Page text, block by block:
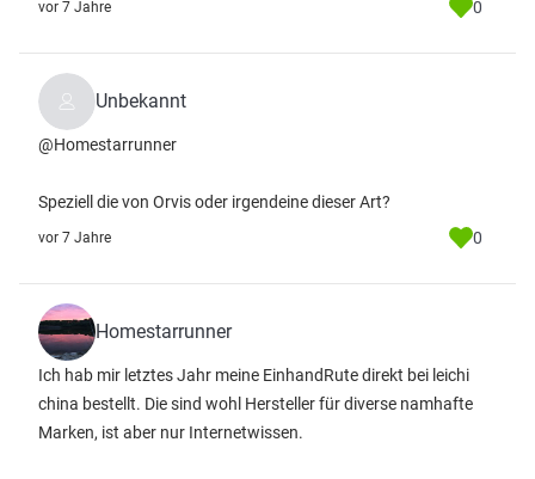
vor 7 Jahre 0
Unbekannt
@Homestarrunner
Speziell die von Orvis oder irgendeine dieser Art?
vor 7 Jahre 0
Homestarrunner
Ich hab mir letztes Jahr meine EinhandRute direkt bei leichi
china bestellt. Die sind wohl Hersteller für diverse namhafte
Marken, ist aber nur Internetwissen.